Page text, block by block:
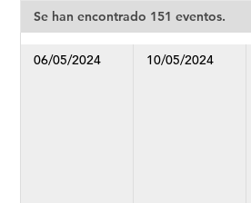
presente
fecha:
fecha:
Se han encontrado 151 eventos.
06/05/2024 10/05/2024